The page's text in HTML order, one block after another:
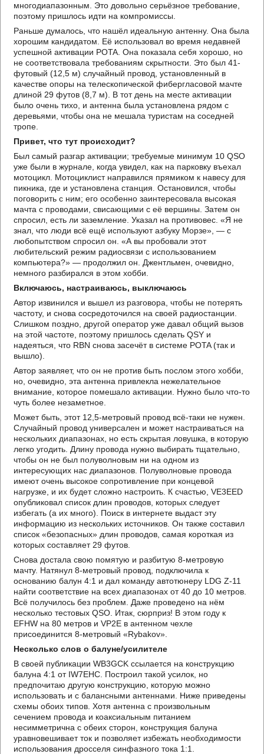
многодиапазонным. Это довольно серьёзное требование,
поэтому пришлось идти на компромиссы.
Раньше думалось, что нашёл идеальную антенну. Она была
хорошим кандидатом. Её использовал во время недавней
успешной активации POTA. Она показала себя хорошо, но
не соответствовала требованиям скрытности. Это был 41-
футовый (12,5 м) случайный провод, установленный в
качестве опоры на телескопической фибергласовой мачте
длиной 29 футов (8,7 м). В тот день на месте активации
было очень тихо, и антенна была установлена рядом с
деревьями, чтобы она не мешала туристам на соседней
тропе.
Привет, что тут происходит?
Был самый разгар активации; требуемые минимум 10 QSO
уже были в журнале, когда увидел, как на парковку въехал
мотоцикл. Мотоциклист направился прямиком к навесу для
пикника, где и установлена станция. Остановился, чтобы
поговорить с ним; его особенно заинтересовала высокая
мачта с проводами, свисающими с её вершины. Затем он
спросил, есть ли заземление. Указал на противовес. «Я не
знал, что люди всё ещё используют азбуку Морзе», — с
любопытством спросил он. «А вы пробовали этот
любительский режим радиосвязи с использованием
компьютера?» — продолжил он. Джентльмен, очевидно,
немного разбирался в этом хобби.
Включаюсь, настраиваюсь, выключаюсь
Автор извинился и вышел из разговора, чтобы не потерять
частоту, и снова сосредоточился на своей радиостанции.
Слишком поздно, другой оператор уже давал общий вызов
на этой частоте, поэтому пришлось сделать QSY и
надеяться, что RBN снова засечёт в системе POTA (так и
вышло).
Автор заявляет, что он не против быть послом этого хобби,
но, очевидно, эта антенна привлекла нежелательное
внимание, которое помешало активации. Нужно было что-то
чуть более незаметное.
Может быть, этот 12,5-метровый провод всё-таки не нужен.
Случайный провод универсален и может настраиваться на
нескольких диапазонах, но есть скрытая ловушка, в которую
легко угодить. Длину провода нужно выбирать тщательно,
чтобы он не был полуволновым ни на одном из
интересующих нас диапазонов. Полуволновые провода
имеют очень высокое сопротивление при концевой
нагрузке, и их будет сложно настроить. К счастью, VE3EED
опубликовал список длин проводов, которых следует
избегать (а их много). Поиск в интернете выдаст эту
информацию из нескольких источников. Он также составил
список «безопасных» длин проводов, самая короткая из
которых составляет 29 футов.
Снова достала свою помятую и разбитую 8-метровую
мачту. Натянул 8-метровый провод, подключила к
основанию балун 4:1 и дал команду автотюнеру LDG Z-11
найти соответствие на всех диапазонах от 40 до 10 метров.
Всё получилось без проблем. Даже проведено на нём
несколько тестовых QSO. Итак, сюрприз! В этом году к
EFHW на 80 метров и VP2E в антенном чехле
присоединится 8-метровый «Rybakov».
Несколько слов о балуне/усилителе
В своей публикации WB3GCK ссылается на конструкцию
балуна 4:1 от IW7EHC. Построил такой усилок, но
предпочитаю другую конструкцию, которую можно
использовать и с балансными антеннами. Ниже приведены
схемы обоих типов. Хотя антенна с произвольным
сечением провода и коаксиальным питанием
несимметрична с обеих сторон, конструкция балуна
уравновешивает ток и позволяет избежать необходимости
использования дросселя синфазного тока 1:1.